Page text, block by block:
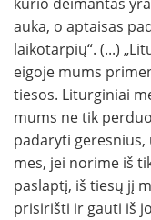
auka, o aptaisas
laikotarpių“. (...)
eigoje mums
tiesos. Liturginiai
mums ne tik
padaryti geresnius,
mes, jei norime iš
paslaptį, iš tiesų jį
prisirišti ir gauti iš